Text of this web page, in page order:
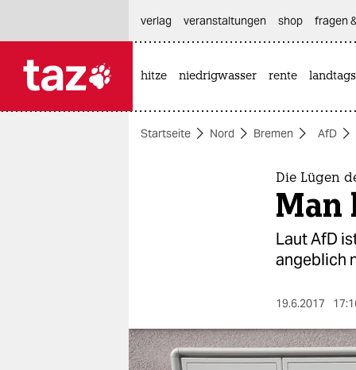
themen
berlin
verlag
veranstaltungen shop fragen
hitze niedrigwasser rente
Startseite Nord Bremen AfD
Die Lügen
Man
Laut AfD
angeblich
19.6.2017